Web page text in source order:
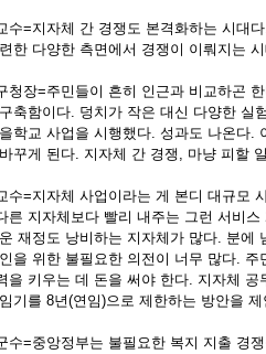
=지자체 간 경쟁도 본격화하는 시대
한 다양한 측면에서 경쟁이 이뤄지는
장=주민들이 흔히 인근과 비교하곤
축함이다. 덩치가 작은 대신 다양한 실
학교 사업을 시행했다. 성과도 나온다.
꾸게 된다. 지자체 간 경쟁, 마냥 피할
=지자체 사업이라는 게 본디 대규모
른 지자체보다 빨리 내주는 그런 서비
재정도 낭비하는 지자체가 많다. 분
을 위한 불필요한 의전이 너무 많다.
을 키우는 데 돈을 써야 한다. 지자체
기를 8년(연임)으로 제한하는 방안을 제
=중앙정부는 불필요한 복지 지출 경